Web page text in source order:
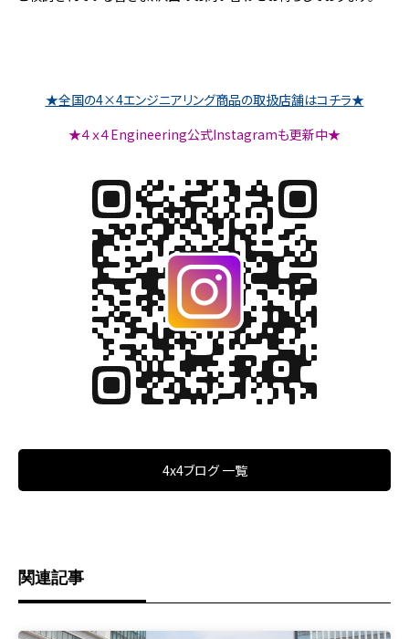
★全国の4×4エンジニアリング商品の取扱店舗はコチラ★
★４ｘ４Engineering公式Instagramも更新中★
4x4ブログ 一覧
関連記事